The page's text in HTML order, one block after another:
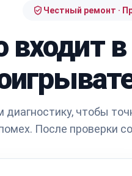
Честный ремонт ·
входит
чтобы
После проверки